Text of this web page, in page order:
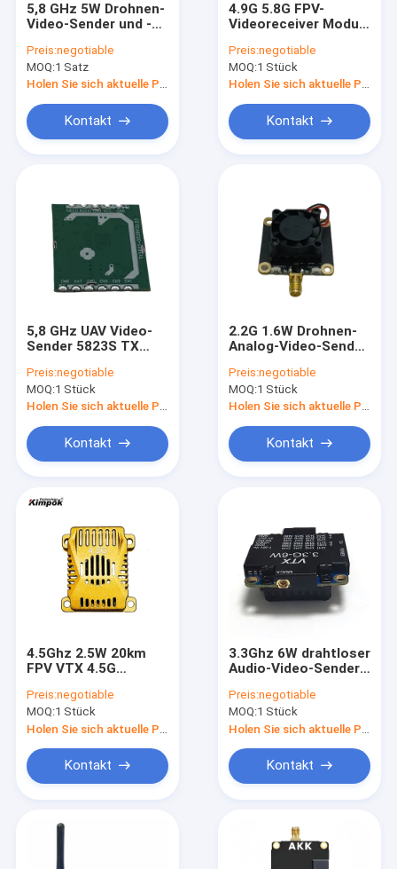
Analoger Videoübermittler
IP Mesh Radio
COFDM-Videoübermittler
COFDM-Videoempfänger
Drahtlose Rf-Antenne
Daten-Radiotransceiver
5,8 GHz 5W Drohnen-
Video-Sender und -
VRX Ultra RC FPV
Videoübertragung
Preis:negotiable
MOQ:1 Satz
Holen Sie sich aktuelle Preis
Kontakt
4.9G 5.8G FPV-
Videoreceiver Modul
Kanäle
Videoverbindung
Preis:negotiable
MOQ:1 Stück
Holen Sie sich aktuelle Preis
Kontakt
5,8 GHz UAV Video-
Sender 5823S TX
Strom 4900 MHz -
6060 MHz VTX
Preis:negotiable
MOQ:1 Stück
Holen Sie sich aktuelle Preis
Kontakt
2.2G 1.6W Drohnen-
Analog-Video-Sender
Langstrecken-
Videoübertragung
Preis:negotiable
MOQ:1 Stück
Holen Sie sich aktuelle Preis
Kontakt
4.5Ghz 2.5W 20km
FPV VTX 4.5G
Transmitter UAV VTX
Bildübertragung für
RC-Drohne
Preis:negotiable
MOQ:1 Stück
Kontakt
3.3Ghz 6W drahtloser
Audio-Video-Sender
Videoübertragung für
RC-Drohne
Preis:negotiable
MOQ:1 Stück
Kontakt